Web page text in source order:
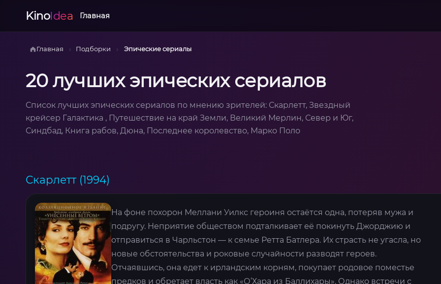
KinoIdea Главная
Главная › Подборки › Эпические сериалы
20 лучших эпических сериалов
Список лучших эпических сериалов по мнению зрителей: Скарлетт, Звездный
крейсер Галактика , Путешествие на край Земли, Великий Мерлин, Север и Юг,
Синдбад, Книга рабов, Дюна, Последнее королевство, Марко Поло
Скарлетт (1994)
На фоне похорон Меллани Уилкс героиня остаётся одна, потеряв мужа и
подругу. Неприятие обществом подталкивает её покинуть Джорджию и
отправиться в Чарльстон — к семье Ретта Батлера. Их страсть не угасла, но
новые обстоятельства и роковые случайности разводят героев.
Отчаявшись, она едет к ирландским корням, покупает родовое поместье
предков и обретает власть как «О’Хара из Баллихары». Однако встречи с